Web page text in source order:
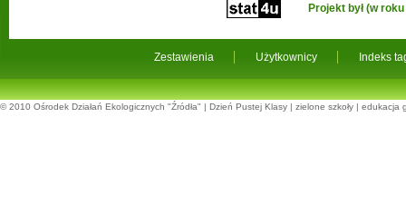
Zestawienia Użytkownicy Indeks
Projekt był (w
© 2010 Ośrodek Działań Ekologicznych "Źródła" | Dzień Pustej Klasy | zielone szkoły | edukacja